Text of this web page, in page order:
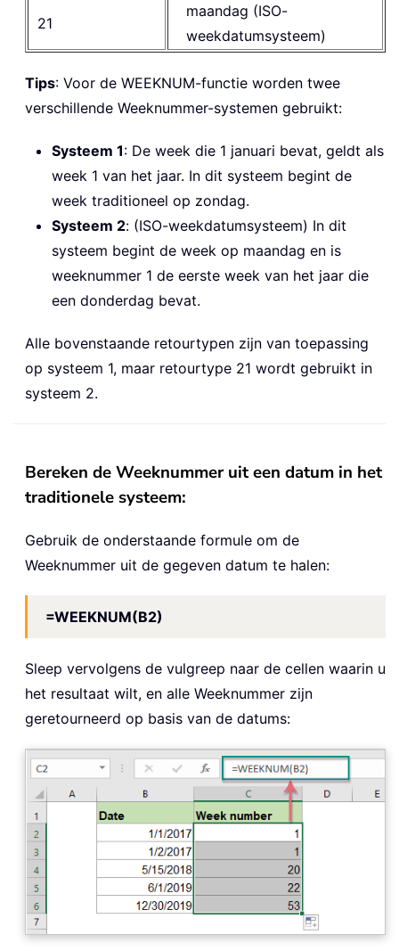
21
maandag (ISO-
weekdatumsysteem)
Tips: Voor de WEEKNUM-functie worden twee
verschillende Weeknummer-systemen gebruikt:
Systeem 1: De week die 1 januari bevat, geldt als
week 1 van het jaar. In dit systeem begint de
week traditioneel op zondag.
Systeem 2: (ISO-weekdatumsysteem) In dit
systeem begint de week op maandag en is
weeknummer 1 de eerste week van het jaar die
een donderdag bevat.
Alle bovenstaande retourtypen zijn van toepassing
op systeem 1, maar retourtype 21 wordt gebruikt in
systeem 2.
Bereken de Weeknummer uit een datum in het
traditionele systeem:
Gebruik de onderstaande formule om de
Weeknummer uit de gegeven datum te halen:
=WEEKNUM(B2)
Sleep vervolgens de vulgreep naar de cellen waarin u
het resultaat wilt, en alle Weeknummer zijn
geretourneerd op basis van de datums: